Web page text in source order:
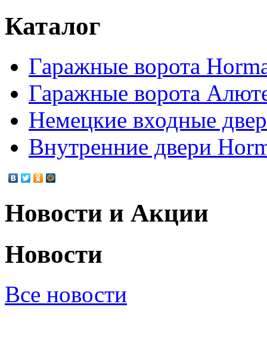
Каталог
Гаражные ворота
Гаражные ворота
Немецкие входные
Внутренние двери
Новости и Акции
Новости
Все новости